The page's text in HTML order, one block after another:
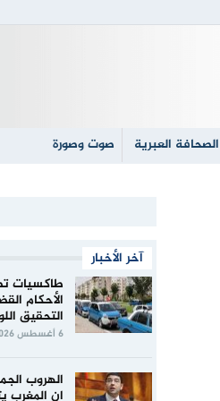
الصحافة العبرية صوت وصورة
آخر الأخبار
طاكسيات
الأحكام
التحقيق
6 أغسطس 2026
الهروب
ان المغرب